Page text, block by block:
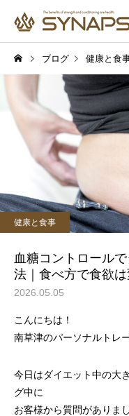
寄り添う
通勤前で
健康と食事
汗をかけば脂肪は
実は多くの人が勘
いること
ブログ 健康と食
健康と食事
血糖コントロール
法｜食べ方で食欲
2026.05.05
こんにちは！
南草津のパーソナルトレ
今日はダイエット中の大
グ中に
お客様から質問がありまし